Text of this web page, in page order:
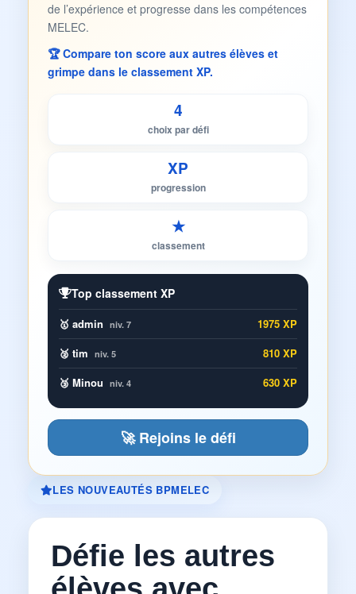
de l’expérience et progresse dans les compétences
MELEC.
🏆 Compare ton score aux autres élèves et
grimpe dans le classement XP.
4
choix par défi
XP
progression
★
classement
Top classement XP
🥇 admin niv. 7
1975 XP
🥈 tim niv. 5
810 XP
🥉 Minou niv. 4 630 XP
🚀 Rejoins le défi
LES NOUVEAUTÉS BPMELEC
Défie les autres